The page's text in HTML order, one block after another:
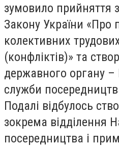
зумовило прийняття
Закону України «Про
колективних
(конфліктів)» та
державного органу –
служби
Подалі відбулось
зокрема відділення
посередництва і